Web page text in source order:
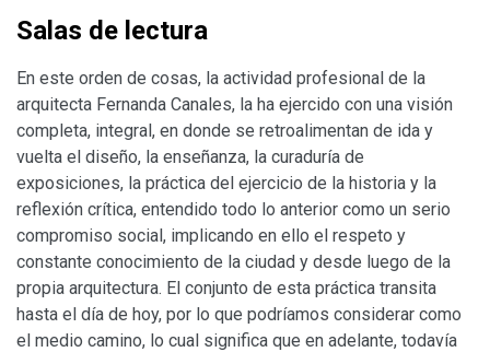
Salas de lectura
En este orden de cosas, la actividad profesional de la
arquitecta Fernanda Canales, la ha ejercido con una visión
completa, integral, en donde se retroalimentan de ida y
vuelta el diseño, la enseñanza, la curaduría de
exposiciones, la práctica del ejercicio de la historia y la
reflexión crítica, entendido todo lo anterior como un serio
compromiso social, implicando en ello el respeto y
constante conocimiento de la ciudad y desde luego de la
propia arquitectura. El conjunto de esta práctica transita
hasta el día de hoy, por lo que podríamos considerar como
el medio camino, lo cual significa que en adelante, todavía